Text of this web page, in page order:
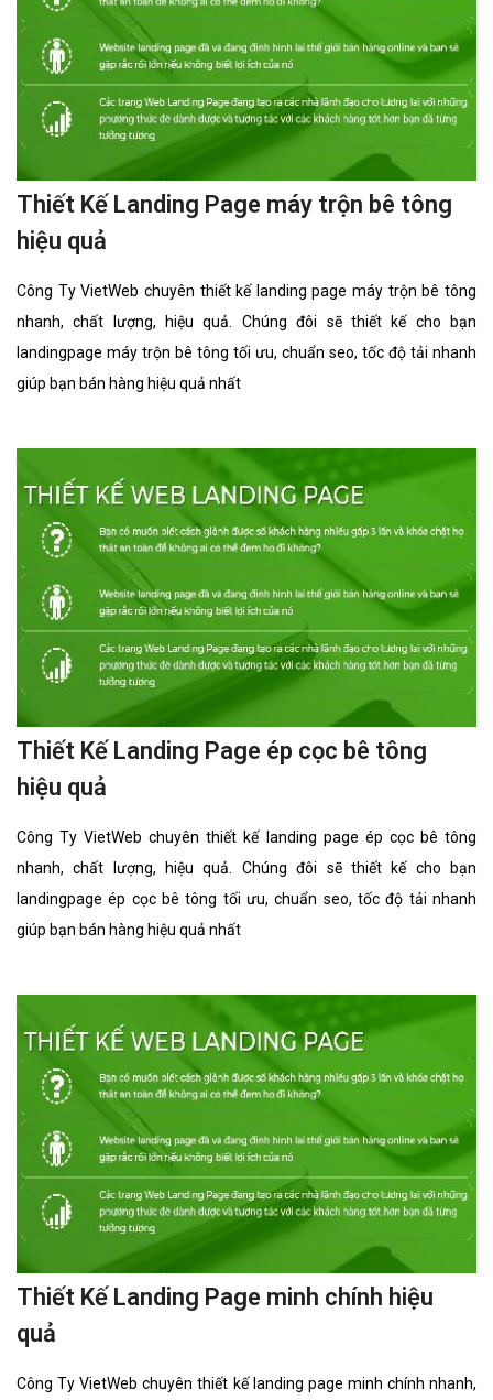
Thiết Kế Landing Page truyện hiệu quả
tối ưu, chuẩn seo, tốc độ tải nhanh giúp bạn bán hàng hiệu quả
nhất
Thiết Kế Landing Page xe khách hiệu quả
Thiết Kế Landing Page máy trộn bê tông